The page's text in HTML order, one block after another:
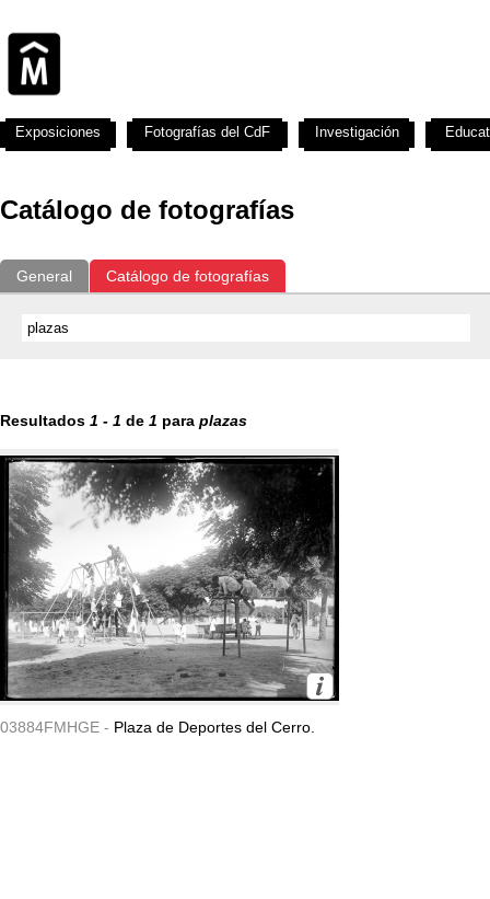
Catálogo de fotografías
General Catálogo de fotografías
Resultados 1 - 1 de 1 para plazas
03884FMHGE - Plaza de Deportes del Cerro.
Exposiciones Fotografías del CdF Investigación